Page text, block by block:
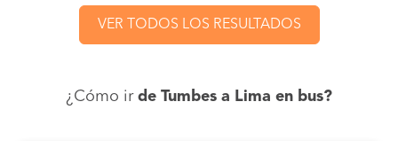
VER TODOS LOS RESULTADOS
¿Cómo ir de Tumbes a Lima en bus?